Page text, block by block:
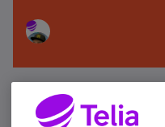
Älä jää paitsi –